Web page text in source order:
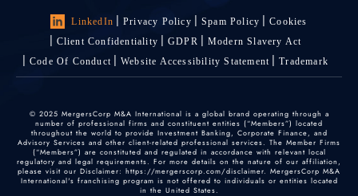
LinkedIn Privacy Policy Spam Policy
Cookies
Client Confidentiality
GDPR
Modern Slavery Act
Code Of Conduct
Website Accessibility Statement Trademark
© 2025 MergersCorp M&A International is a global brand operating through a
number of professional firms and constituent entities (“Members”) located
throughout the world to provide Investment Banking, Corporate Finance, and
Advisory Services and other client-related professional services. The Member Firms
(“Members”) are constituted and regulated in accordance with relevant local
regulatory and legal requirements. For more details on the nature of our affiliation,
please visit our Disclaimer: https://mergerscorp.com/disclaimer. MergersCorp M&A
International's franchising program is not offered to individuals or entities located
in the United States.